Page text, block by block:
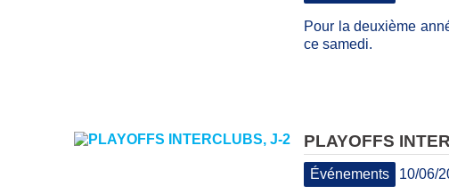
Pour la deuxième
ce samedi.
PLAYOFFS
Événements 10/06/